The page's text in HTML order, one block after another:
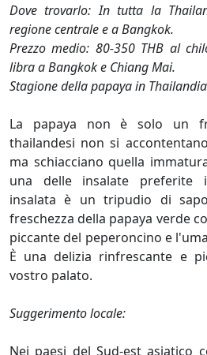
Dove trovarlo: In tutta la
regione centrale e a Bangkok.
Prezzo medio: 80-350 THB al
libra a Bangkok e Chiang Mai.
Stagione della papaya in
La papaya non è solo un
thailandesi non si
ma schiacciano quella
una delle insalate preferite
insalata è un tripudio di
freschezza della papaya verde
piccante del peperoncino e
È una delizia rinfrescante e
vostro palato.
Suggerimento locale:
Nei paesi del Sud-est asiatico